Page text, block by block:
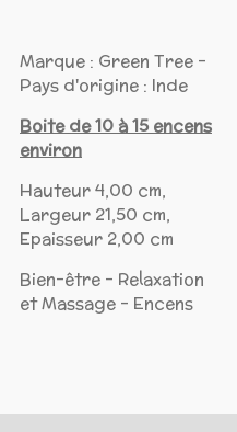
Marque : Green Tree -
Pays d'origine : Inde
Boite de 10 à 15 encens
environ
Hauteur 4,00 cm,
Largeur 21,50 cm,
Epaisseur 2,00 cm
Bien-être - Relaxation
et Massage - Encens